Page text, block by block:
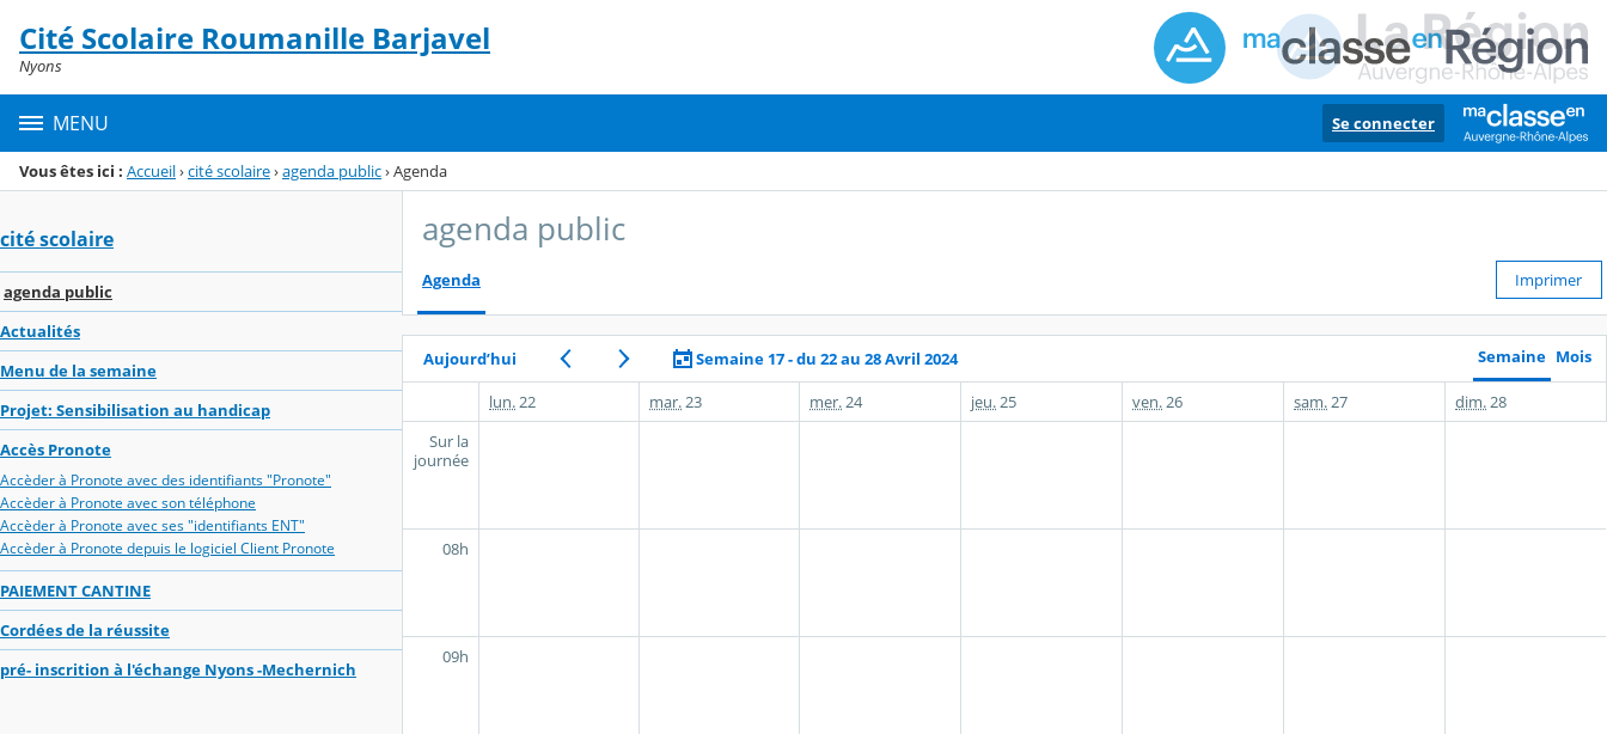
Menu de la rubrique
Contenu
Cité Scolaire Roumanille Barjavel
Nyons
MENU Se connecter
Vous êtes ici : Accueil›cité scolaire›agenda public›Agenda
cité scolaire
agenda public
Actualités
Menu de la semaine
Projet: Sensibilisation au handicap
Accès Pronote
Accèder à Pronote avec des identifiants "Pronote"
Accèder à Pronote avec son téléphone
Accèder à Pronote avec ses "identifiants ENT"
Accèder à Pronote depuis le logiciel Client Pronote
PAIEMENT CANTINE
Cordées de la réussite
pré- inscrition à l'échange Nyons -Mechernich
agenda public
Agenda Imprimer
Aujourd’hui Semaine 17 - du 22 au 28 Avril 2024 Semaine Mois
lun. 22 mar. 23 mer. 24 jeu. 25 ven. 26 sam. 27 dim. 28
Sur la
journée
08h
09h